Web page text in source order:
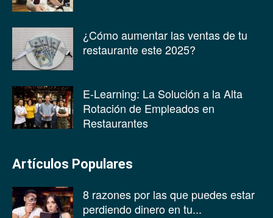
¿Cómo aumentar las ventas de tu
restaurante este 2025?
E-Learning: La Solución a la Alta
Rotación de Empleados en
Restaurantes
Artículos Populares
8 razones por las que puedes estar
perdiendo dinero en tu...